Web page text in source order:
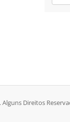
Direitos